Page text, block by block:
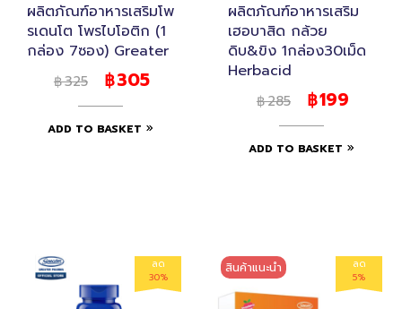
ผลิตภัณฑ์อาหารเสริมโพ
รเดนโต โพรไบโอติก (1
กล่อง 7ซอง) Greater
฿325 ฿305
ADD TO BASKET
ผลิตภัณฑ์อาหารเสริม
เฮอบาสิด กล้วย
ดิบ&ขิง 1กล่อง30เม็ด
Herbacid
฿285 ฿199
ADD TO BASKET
ลด
30%
ลด
5%
สินค้าแนะนำ